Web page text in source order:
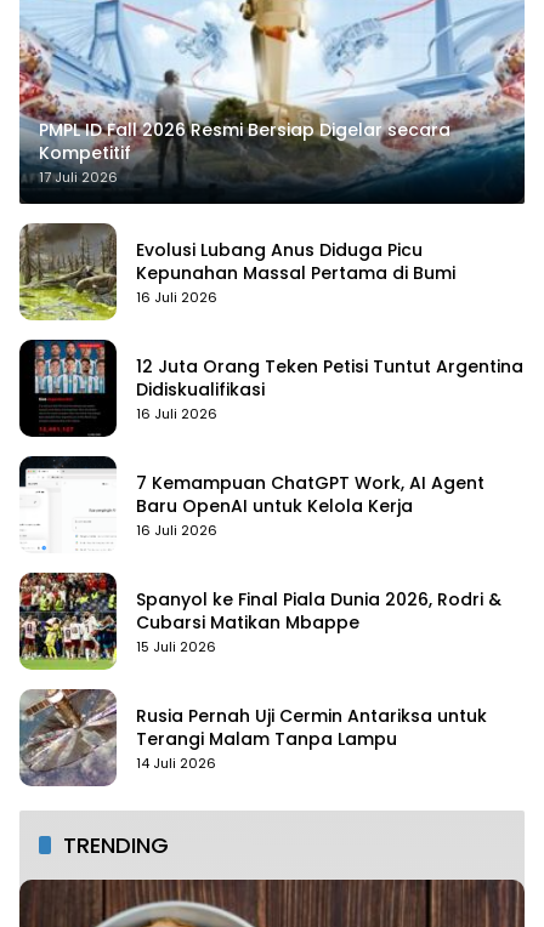
PMPL ID Fall 2026 Resmi Bersiap Digelar secara
Kompetitif
17 Juli 2026
Evolusi Lubang Anus Diduga Picu
Kepunahan Massal Pertama di Bumi
16 Juli 2026
12 Juta Orang Teken Petisi Tuntut Argentina
Didiskualifikasi
16 Juli 2026
7 Kemampuan ChatGPT Work, AI Agent
Baru OpenAI untuk Kelola Kerja
16 Juli 2026
Spanyol ke Final Piala Dunia 2026, Rodri &
Cubarsi Matikan Mbappe
15 Juli 2026
Rusia Pernah Uji Cermin Antariksa untuk
Terangi Malam Tanpa Lampu
14 Juli 2026
TRENDING